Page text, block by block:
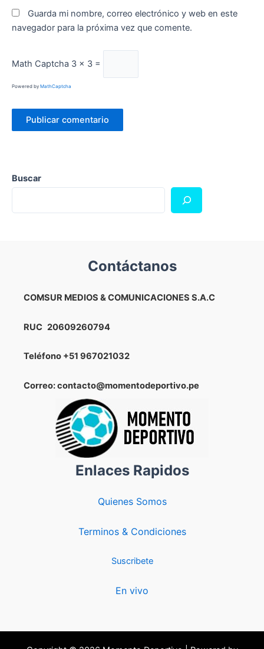
Guarda mi nombre, correo electrónico y web en este
navegador para la próxima vez que comente.
Math Captcha 3 × 3 =
Powered by MathCaptcha
Buscar
Contáctanos
COMSUR MEDIOS & COMUNICACIONES S.A.C
RUC 20609260794
Teléfono +51 967021032
Correo: contacto@momentodeportivo.pe
Enlaces Rapidos
Quienes Somos
Terminos & Condiciones
Suscribete
En vivo